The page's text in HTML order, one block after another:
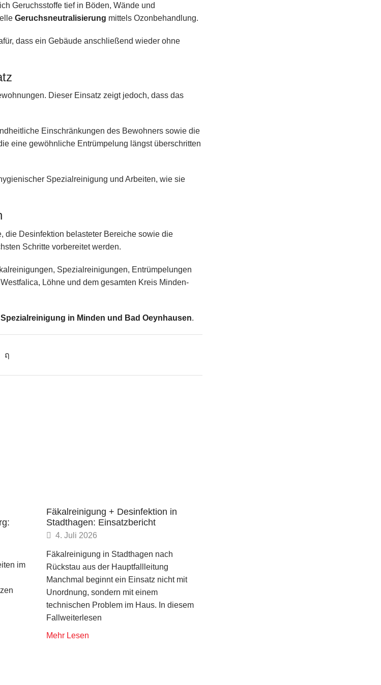
Geruchsstoffe tief in Böden, Wände und
Geruchsneutralisierung mittels Ozonbehandlung.
dass ein Gebäude anschließend wieder ohne
Dieser Einsatz zeigt jedoch, dass das
Einschränkungen des Bewohners sowie die
eine gewöhnliche Entrümpelung längst überschritten
Spezialreinigung und Arbeiten, wie sie
die Desinfektion belasteter Bereiche sowie die
Schritte vorbereitet werden.
Spezialreinigungen, Entrümpelungen
Löhne und dem gesamten Kreis Minden-
in Minden und Bad Oeynhausen.
im
Fäkalreinigung + Desinfektion in
Stadthagen: Einsatzbericht
4. Juli 2026
Fäkalreinigung in Stadthagen nach
Rückstau aus der Hauptfallleitung
Manchmal beginnt ein Einsatz nicht mit
Unordnung, sondern mit einem
technischen Problem im Haus. In diesem
Fallweiterlesen
Mehr Lesen